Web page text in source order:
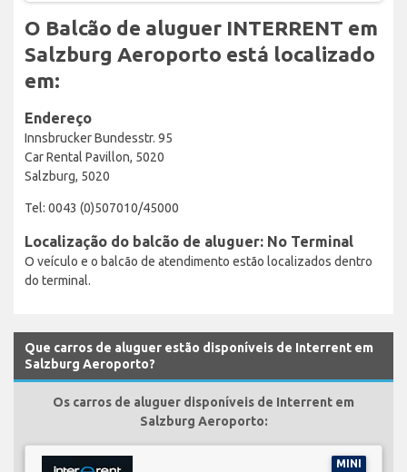
O Balcão de aluguer INTERRENT em
Salzburg Aeroporto está localizado
em:
Endereço
Innsbrucker Bundesstr. 95
Car Rental Pavillon, 5020
Salzburg, 5020
Tel: 0043 (0)507010/45000
Localização do balcão de aluguer: No Terminal
O veículo e o balcão de atendimento estão localizados dentro
do terminal.
Que carros de aluguer estão disponíveis de Interrent em
Salzburg Aeroporto?
Os carros de aluguer disponíveis de Interrent em
Salzburg Aeroporto:
MINI